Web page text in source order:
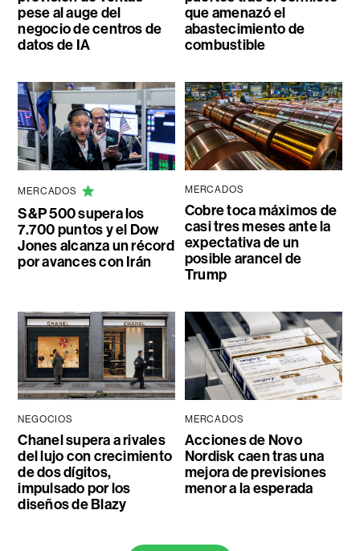
pese al auge del
negocio de centros de
datos de IA
que amenazó el
abastecimiento de
combustible
MERCADOS
S&P 500 supera los
7.700 puntos y el Dow
Jones alcanza un récord
por avances con Irán
MERCADOS
Cobre toca máximos de
casi tres meses ante la
expectativa de un
posible arancel de
Trump
NEGOCIOS
Chanel supera a rivales
del lujo con crecimiento
de dos dígitos,
impulsado por los
diseños de Blazy
MERCADOS
Acciones de Novo
Nordisk caen tras una
mejora de previsiones
menor a la esperada